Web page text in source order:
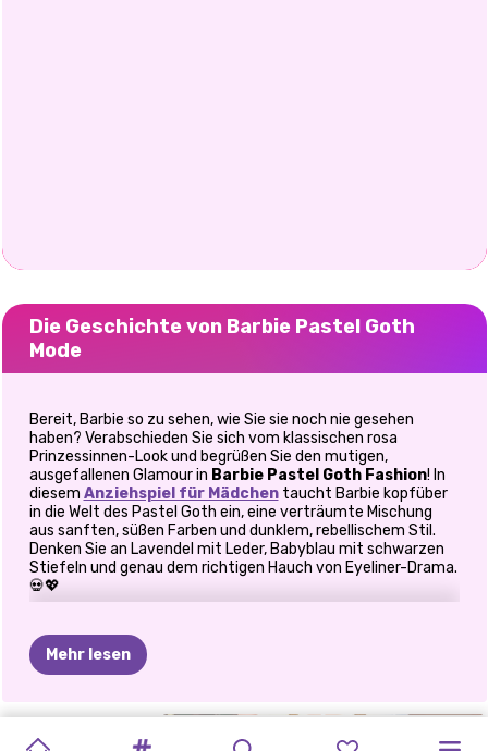
Die Geschichte von Barbie Pastel Goth
Mode
Bereit, Barbie so zu sehen, wie Sie sie noch nie gesehen
haben? Verabschieden Sie sich vom klassischen rosa
Prinzessinnen-Look und begrüßen Sie den mutigen,
ausgefallenen Glamour in Barbie Pastel Goth Fashion! In
diesem Anziehspiel für Mädchentaucht Barbie kopfüber
in die Welt des Pastel Goth ein, eine verträumte Mischung
aus sanften, süßen Farben und dunklem, rebellischem Stil.
Denken Sie an Lavendel mit Leder, Babyblau mit schwarzen
Stiefeln und genau dem richtigen Hauch von Eyeliner-Drama.
💀💖
So spielt man Barbie Pastel Goth
Fashion
Barbie bringt frischen Wind in ihre Outfits und braucht
Mehr lesen
MIT
ELLIE
ELLIE
FASHION-